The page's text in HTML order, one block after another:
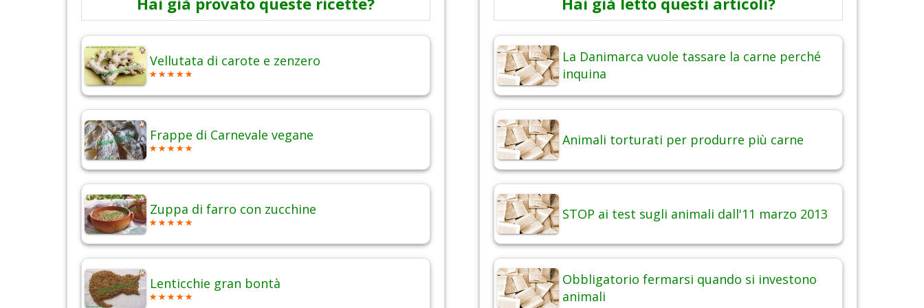
Vellutata di carote e zenzero
Frappe di Carnevale vegane
Zuppa di farro con zucchine
Lenticchie gran bontà
La Danimarca vuole tassare la carne perché
inquina
Animali torturati per produrre più carne
STOP ai test sugli animali dall'11 marzo 2013
Obbligatorio fermarsi quando si investono
animali